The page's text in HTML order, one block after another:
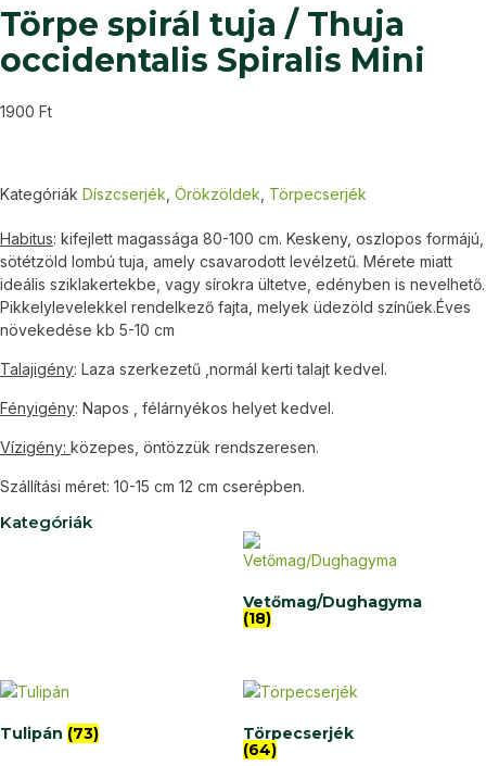
Törpe spirál tuja / Thuja
occidentalis Spiralis Mini
1900 Ft
Kategóriák Díszcserjék Örökzöldek Törpecserjék
Habitus: kifejlett magassága 80-100 cm. Keskeny, oszlopos formájú,
sötétzöld lombú tuja, amely csavarodott levélzetű. Mérete miatt
ideális sziklakertekbe, vagy sírokra ültetve, edényben is nevelhető.
Pikkelylevelekkel rendelkező fajta, melyek üdezöld színűek.Éves
növekedése kb 5-10 cm
Talajigény: Laza szerkezetű ,normál kerti talajt kedvel.
Fényigény: Napos , félárnyékos helyet kedvel.
Vízigény: közepes, öntözzük rendszeresen.
Szállítási méret: 10-15 cm 12 cm cserépben.
Kategóriák
Vetőmag/Dughagyma
(18)
Tulipán (73)
Törpecserjék
(64)